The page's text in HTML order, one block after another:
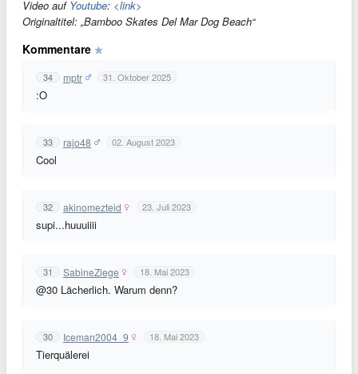
Video auf Youtube: <link>
Originaltitel: „Bamboo Skates Del Mar Dog Beach“
Kommentare
34 mptr 31. Oktober 2025
:O
33 rajo48 02. August 2023
Cool
32 akinomezteid 23. Juli 2023
supi...huuuiiii
31 SabineZiege 18. Mai 2023
@30 Lächerlich. Warum denn?
30 Iceman2004_9 18. Mai 2023
Tierquälerei